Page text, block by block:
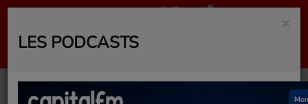
×
LES PODCASTS